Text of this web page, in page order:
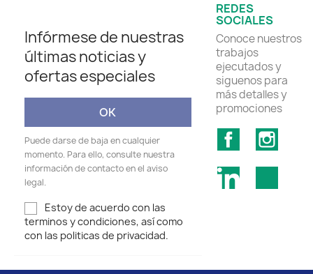
Infórmese de nuestras
últimas noticias y
ofertas especiales
Puede darse de baja en cualquier
momento. Para ello, consulte nuestra
información de contacto en el aviso
legal.
Estoy de acuerdo con las
terminos y condiciones, así como
con las politicas de privacidad.
REDES
SOCIALES
Conoce nuestros
trabajos
ejecutados y
siguenos para
más detalles y
promociones
Facebook
LinkedIn